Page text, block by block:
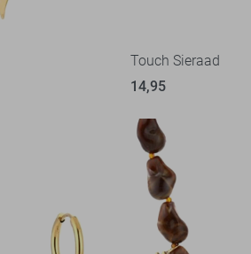
Touch Sieraad
14,95